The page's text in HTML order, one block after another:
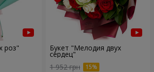
роз" Букет "Мелодия двух
сердец"
1 952 грн